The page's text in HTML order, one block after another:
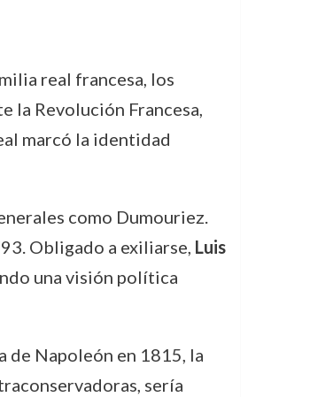
real francesa, los
la Revolución Francesa,
marcó la identidad
como Dumouriez.
Obligado a exiliarse, Luis
una visión política
de Napoleón en 1815, la
sería